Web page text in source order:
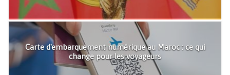
Carte d'embarquement numérique au Maroc : ce qui
change pour les voyageurs